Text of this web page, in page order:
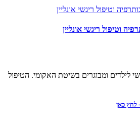
וטיפול ריגשי אונליין
לילדים ומבוגרים בשיטת האקומי. הטיפול
לחץ כאן